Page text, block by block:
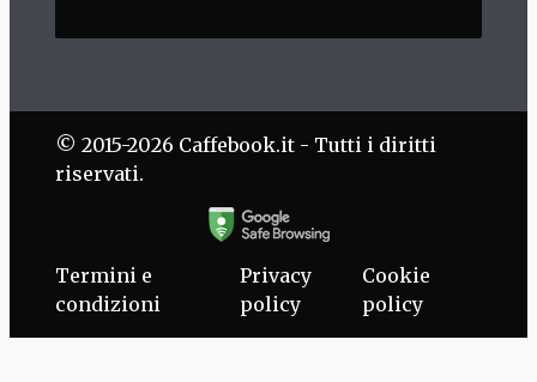
© 2015-2026 Caffebook.it - Tutti i diritti
riservati.
Termini e
condizioni
Privacy
policy
Cookie
policy